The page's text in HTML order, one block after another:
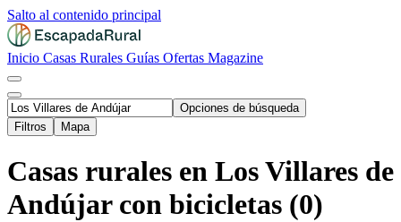
Salto al contenido principal
Inicio Casas Rurales Guías Ofertas Magazine
Opciones de búsqueda
Filtros
Mapa
Casas rurales en Los Villares de
Andújar con bicicletas (0)